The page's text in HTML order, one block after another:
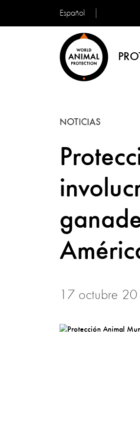
Español
NOTICIAS
17 octubre